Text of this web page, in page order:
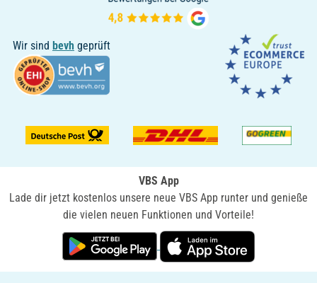
Wir sind bevh geprüft
VBS App
Lade dir jetzt kostenlos unsere neue VBS App runter und genieße
die vielen neuen Funktionen und Vorteile!